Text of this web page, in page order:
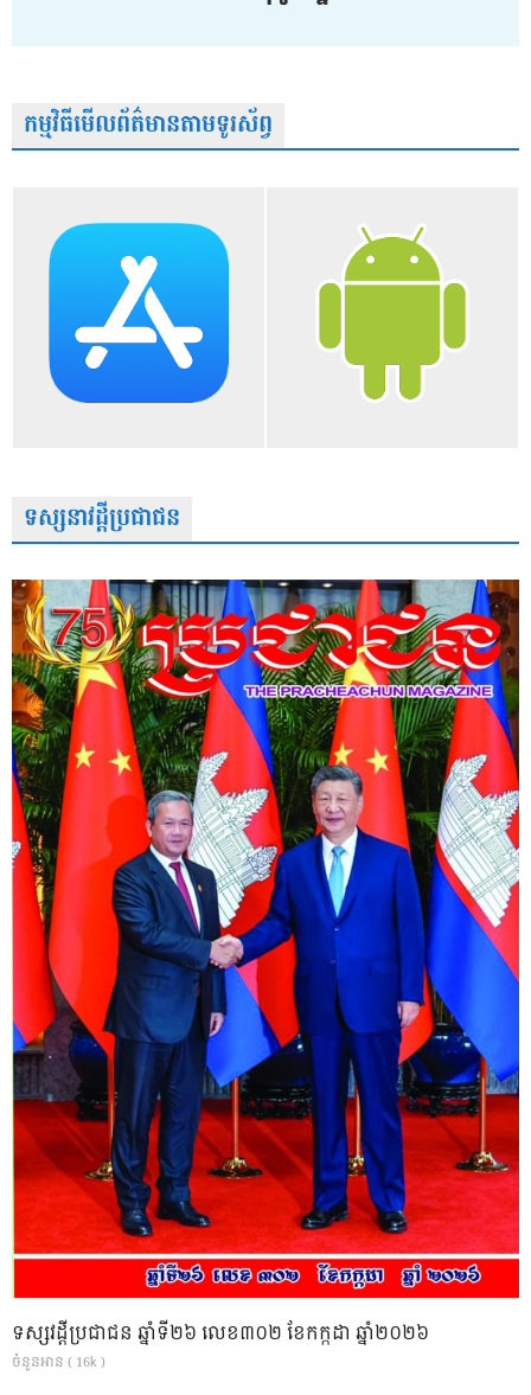
កម្មវិធីមើលព័ត៌មានតាមទូរស័ព្វ
ទស្សនាវដ្តីប្រជាជន
ទស្សវដ្តីប្រជាជន ឆ្នាំទី២៦ លេខ៣០២ ខែកក្កដា ឆ្នាំ២០២៦
ចំនួនអាន ( 16k )